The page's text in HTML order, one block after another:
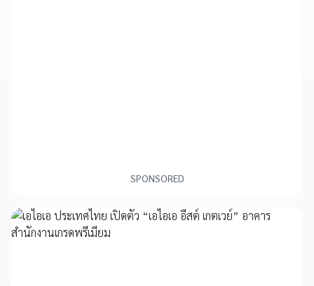
SPONSORED